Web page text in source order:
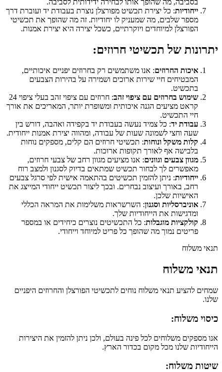
ייחודיות: כל יצירת תכשיט מפורצלן נוצרת בעבודת יד ועוברת דרך
מספר שלבים, מה שמעניק לו יחודיות. זה מה שהופך את תכשיטי
הפורצלן למיוחדים ויוקרתיים, כשכל יצירה היא יצירת אמנות.
יתרונות של תכשיטי חרוזים:
איכות החרוזים: אנו משתמשים רק בחרוזים יפניים איכותיים,
המבטיחים חיי שירות ארוכים ושמירה על בהירות הצבעים
בתכשיט.
שימוש בחרוזים עם ציפוי זהב
: חרוזים עם ציפוי זהב בעלי ציפוי 24
קראט מציעים הגנה איכותית ומשופרת יותר, המאריכים את אורך
חיי התכשיט.
עבודת יד: כל צמיד נעשה בעבודת יד בקפידה ואהבה, דורש בין
שעה וחצי לשמונה שעות של עבודה, ומהווה יצירת אמנות ייחודית.
קלות משקל ונוחות: תכשיטי חרוזים הם קלים, מספקים נוחות
בלבישה אף לאורך תקופות ארוכות.
מגוון צבעים וגוונים: אנו מציעים מגוון רחב של צבעי חרוזים,
מאפשרים לך לבחור תכשיט שמתאים בדיוק לסגנון ולמצב רוח
ייחודיות: ניתן להזמין תכשיטים בהתאמה אישית לפי סרגל צבעים
רחב, באורך ועיצוב נבחרים. ובכך ליצור תכשיט ייחודי המייצג את
האישיות שלכן.
אוניברסליות וסגנון: השרשראות משלימות את המראה הכללי
ומדגישות את הייחודיות שלך.
קולקציות מוגבלות: כל התכשיטים נוצרים כיחידים או במספר
פריטים נמוך מה שהופך כל פריט למיוחד וייחודי.
תנאי משלוח
תנאי משלוח
שמחים להציע תנאי משלוח נוחים לתכשיטי הפורצלן והחרוזים היפניים
שלנו.
כיסוי משלוח:
אנו מספקים משלוחים לכל פינה בעולם, ולכן ניתן להזמין את היצירות
הייחודיות שלנו מכל מקום בכדור הארץ.
שיטות משלוח: